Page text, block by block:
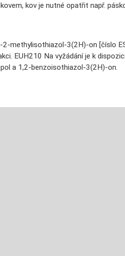
kov je nutné opatřit např.
2-methylisothiazol-3(2H)-on [číslo
EUH210 Na vyžádání je k
a 1,2-benzoisothiazol-3(2H)-on.